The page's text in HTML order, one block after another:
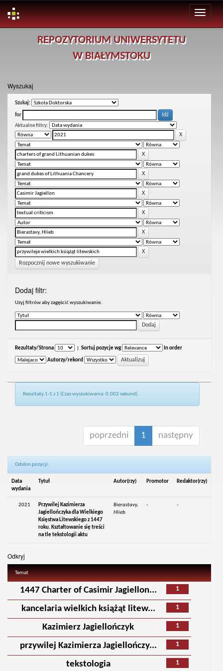
REPOZYTORIUM UNIWERSYTETU
W BIAŁYMSTOKU
Wyszukaj
Szukaj:
for
Aktualne filtry:
Rozpocznij nowe wyszukiwanie
Dodaj filtr:
Uzyj filtrów aby zagęścić wyszukiwanie.
Rezultaty/Strona Sortuj pozycje wg In order
Autorzy/rekord
Rezultaty 1-1 z 1 (Czas wyszukiwania: 0.002 sekund).
poprzedni 1 następny
Odsłon pozycji:
Data
wydania
Tytuł Autor(rzy) Promotor Redaktor(rzy)
2021
Przywilej Kazimierza
Jagiellończyka dla Wielkiego
Księstwa Litewskiego z 1447
roku. Kształtowanie się treści
na tle tekstologii aktu
Bierastavy,
Hlieb
- -
Odkryj
Temat
1
1447 Charter of Casimir Jagiellon...
1
kancelaria wielkich książąt litew...
1
Kazimierz Jagiellończyk
1
przywilej Kazimierza Jagiellończy...
1
tekstologia